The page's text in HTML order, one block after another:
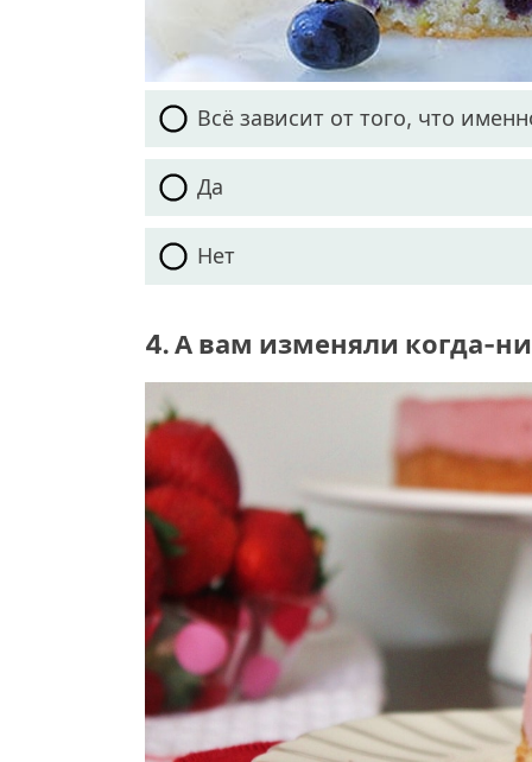
Всё зависит от того, что
Да
Нет
4. А вам изменяли когда-